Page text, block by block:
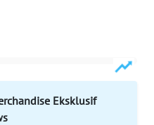
Eksklusif